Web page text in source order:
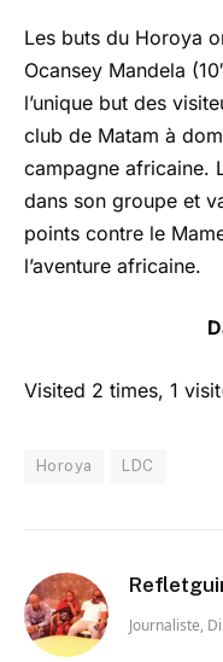
Les buts du Horoya
Ocansey Mandela
l’unique but des
club de Matam à
campagne africaine.
dans son groupe et
points contre le
l’aventure africaine.
Visited 2 times, 1
Horoya LDC
Journaliste,